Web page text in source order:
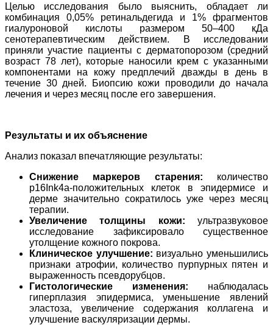
Целью исследования было выяснить, обладает ли
комбинация 0,05% ретинальдегида и 1% фрагментов
гиалуроновой кислоты размером 50–400 кДа
сенотерапевтическим действием. В исследовании
приняли участие пациенты с дерматопорозом (средний
возраст 78 лет), которые наносили крем с указанными
компонентами на кожу предплечий дважды в день в
течение 30 дней. Биопсию кожи проводили до начала
лечения и через месяц после его завершения.
Результаты и их объяснение
Анализ показал впечатляющие результаты:
Снижение маркеров старения: количество
p16Ink4a-положительных клеток в эпидермисе и
дерме значительно сократилось уже через месяц
терапии.
Увеличение толщины кожи: ультразвуковое
исследование зафиксировало существенное
утолщение кожного покрова.
Клиническое улучшение: визуально уменьшились
признаки атрофии, количество пурпурных пятен и
выраженность псевдорубцов.
Гистологические изменения: наблюдалась
гиперплазия эпидермиса, уменьшение явлений
эластоза, увеличение содержания коллагена и
улучшение васкуляризации дермы.